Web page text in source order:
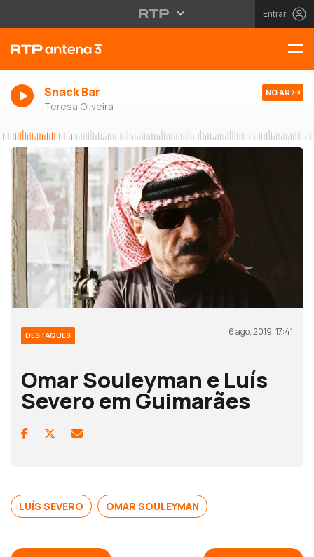
Entrar
Snack Bar
Teresa Oliveira
NO AR
DESTAQUES 6 ago, 2019, 17:41
Omar Souleyman e Luís
Severo em Guimarães
LUÍS SEVERO OMAR SOULEYMAN